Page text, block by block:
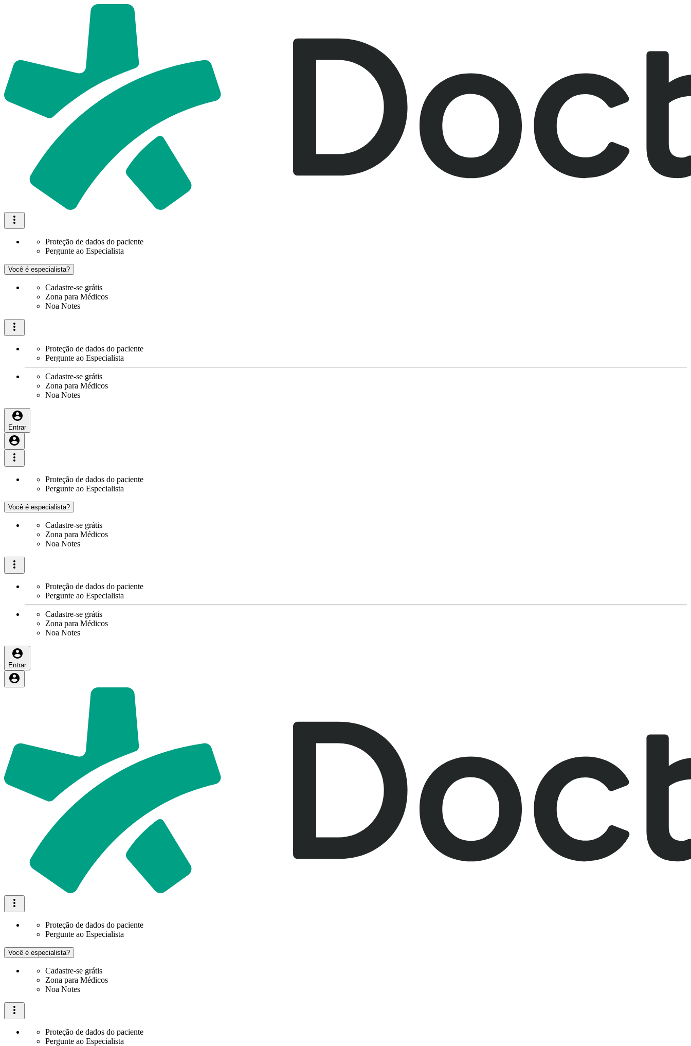
Proteção de dados do paciente
Pergunte ao Especialista
Você é especialista?
Cadastre-se grátis
Zona para Médicos
Noa Notes
Proteção de dados do paciente
Pergunte ao Especialista
Cadastre-se grátis
Zona para Médicos
Noa Notes
Entrar
Proteção de dados do paciente
Pergunte ao Especialista
Você é especialista?
Cadastre-se grátis
Zona para Médicos
Noa Notes
Proteção de dados do paciente
Pergunte ao Especialista
Cadastre-se grátis
Zona para Médicos
Noa Notes
Entrar
Proteção de dados do paciente
Pergunte ao Especialista
Você é especialista?
Cadastre-se grátis
Zona para Médicos
Noa Notes
Proteção de dados do paciente
Pergunte ao Especialista